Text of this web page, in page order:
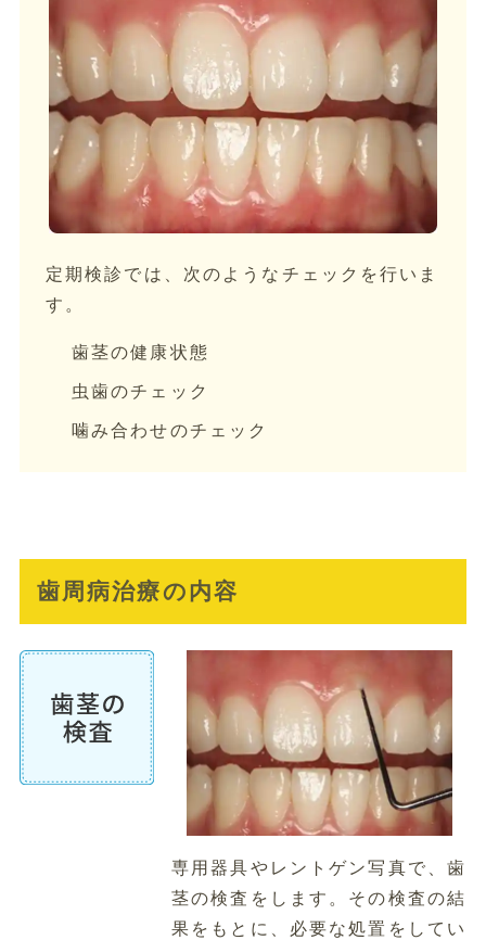
定期検診では、次のようなチェックを行いま
す。
歯茎の健康状態
虫歯のチェック
噛み合わせのチェック
歯周病治療の内容
専用器具やレントゲン写真で、歯
茎の検査をします。その検査の結
果をもとに、必要な処置をしてい